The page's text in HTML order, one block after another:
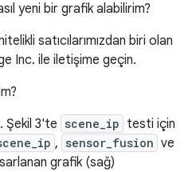
yeni bir grafik alabilirim?
satıcılarımızdan biri olan
Inc. ile iletişime geçin.
Şekil 3'te scene_ip testi için
, sensor_fusion ve
grafik (sağ)